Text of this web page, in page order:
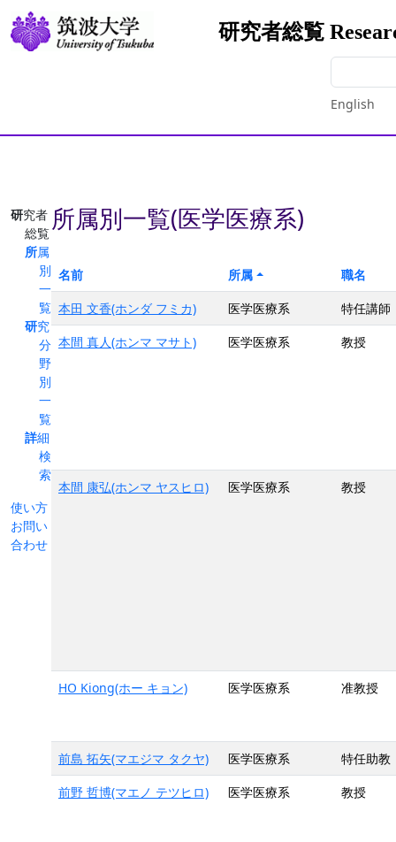
研究者総覧
English
研究者
総覧
所属
別
一
覧
研究
分
野
別
一
覧
詳細
検
索
使い方
お問い
合わせ
所属別一覧(医学医療系)
名前 所属
職名
本田 文香(ホンダ フミカ)
医学医療系
特任講師
本間 真人(ホンマ マサト)
医学医療系 教授
本間 康弘(ホンマ ヤスヒロ) 医学医療系 教授
HO Kiong(ホー キョン) 医学医療系 准教授
前島 拓矢(マエジマ タクヤ) 医学医療系
特任助教
前野 哲博(マエノ テツヒロ)
医学医療系 教授